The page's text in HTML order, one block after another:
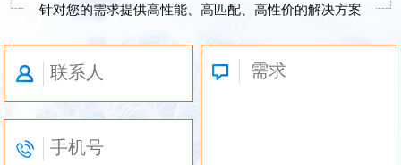
针对您的需求提供高性能、高匹配、高性价的解决方案